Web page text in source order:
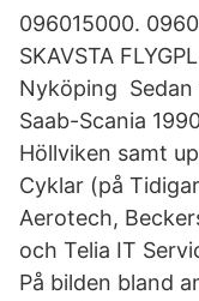
096015000.
SKAVSTA
Nyköping Sedan
Saab-Scania
Höllviken samt
Cyklar (på
Aerotech,
och Telia IT
På bilden bland